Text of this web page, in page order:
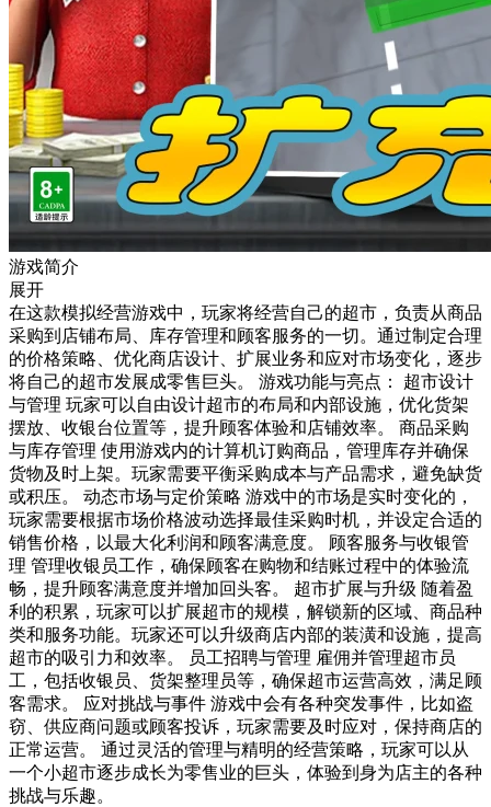
游戏简介
展开
在这款模拟经营游戏中，玩家将经营自己的超市，负责从商品
采购到店铺布局、库存管理和顾客服务的一切。通过制定合理
的价格策略、优化商店设计、扩展业务和应对市场变化，逐步
将自己的超市发展成零售巨头。 游戏功能与亮点： 超市设计
与管理 玩家可以自由设计超市的布局和内部设施，优化货架
摆放、收银台位置等，提升顾客体验和店铺效率。 商品采购
与库存管理 使用游戏内的计算机订购商品，管理库存并确保
货物及时上架。玩家需要平衡采购成本与产品需求，避免缺货
或积压。 动态市场与定价策略 游戏中的市场是实时变化的，
玩家需要根据市场价格波动选择最佳采购时机，并设定合适的
销售价格，以最大化利润和顾客满意度。 顾客服务与收银管
理 管理收银员工作，确保顾客在购物和结账过程中的体验流
畅，提升顾客满意度并增加回头客。 超市扩展与升级 随着盈
利的积累，玩家可以扩展超市的规模，解锁新的区域、商品种
类和服务功能。玩家还可以升级商店内部的装潢和设施，提高
超市的吸引力和效率。 员工招聘与管理 雇佣并管理超市员
工，包括收银员、货架整理员等，确保超市运营高效，满足顾
客需求。 应对挑战与事件 游戏中会有各种突发事件，比如盗
窃、供应商问题或顾客投诉，玩家需要及时应对，保持商店的
正常运营。 通过灵活的管理与精明的经营策略，玩家可以从
一个小超市逐步成长为零售业的巨头，体验到身为店主的各种
挑战与乐趣。